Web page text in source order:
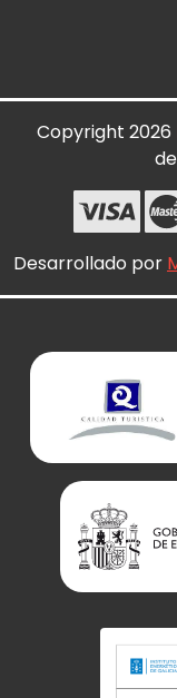
Copyright 2026
Desarrollado por